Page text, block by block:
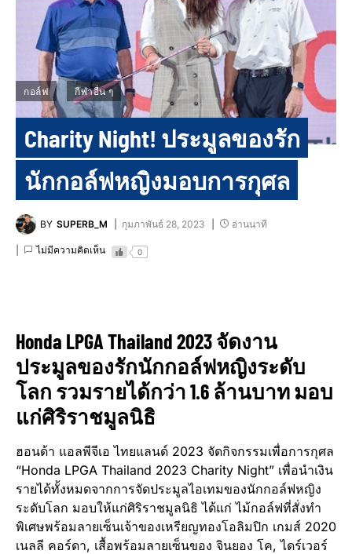
กอล์ฟ กีฬาอื่น ๆ
Charity Night! ประมูลของรัก
นักกอล์ฟหญิงมอบการกุศล
BY SUPERB_M กุมภาพันธ์ 28, 2023 อ่านนาที
ไม่มีความคิดเห็น 0
Honda LPGA Thailand 2023 จัดงาน
ประมูลของรักนักกอล์ฟหญิงระดับ
โลก รวมรายได้กว่า 1.6 ล้านบาท มอบ
แก่ศิริราชมูลนิธิ
ฮอนด้า แอลพีจีเอ ไทยแลนด์ 2023 จัดกิจกรรมเพื่อการกุศล
“Honda LPGA Thailand 2023 Charity Night” เพื่อนำเงิน
รายได้ทั้งหมดจากการจัดประมูลไอเทมของนักกอล์ฟหญิง
ระดับโลก มอบให้แก่ศิริราชมูลนิธิ ได้แก่ ไม้กอล์ฟที่สั่งทำ
พิเศษพร้อมลายเซ็นเจ้าของเหรียญทองโอลิมปิก เกมส์ 2020
เนลลี คอร์ดา, เสื้อพร้อมลายเซ็นของ จินยอง โค, ไดร์เวอร์